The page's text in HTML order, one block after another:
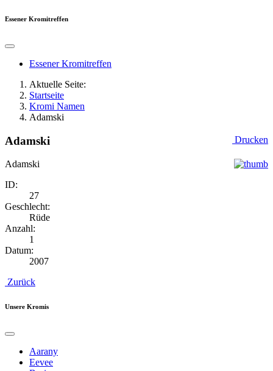
Essener Kromitreffen
Essener Kromitreffen
Aktuelle Seite:
Startseite
Kromi Namen
Adamski
Drucken
Adamski
Adamski
ID:
27
Geschlecht:
Rüde
Anzahl:
1
Datum:
2007
Zurück
Unsere Kromis
Aarany
Eevee